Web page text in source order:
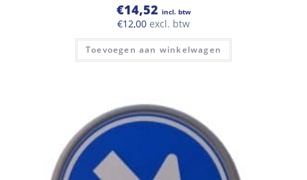
€14,52 incl. btw
€12,00 excl. btw
Toevoegen aan winkelwagen